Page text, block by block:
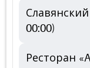
00:00)
Ресторан